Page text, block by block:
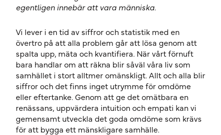
egentligen innebär att vara människa.
Vi lever i en tid av siffror och statistik med en
övertro på att alla problem går att lösa genom att
spalta upp, mäta och kvantifiera. När vårt förnuft
bara handlar om att räkna blir såväl våra liv som
samhället i stort alltmer omänskligt. Allt och alla blir
siffror och det finns inget utrymme för omdöme
eller eftertanke. Genom att ge det omätbara en
renässans, uppvärdera intuition och empati kan vi
gemensamt utveckla det goda omdöme som krävs
för att bygga ett mänskligare samhälle.